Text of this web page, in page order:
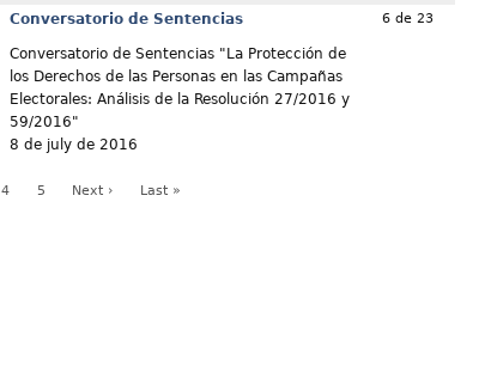
Conversatorio de Sentencias
Conversatorio de Sentencias "La Protección de
los Derechos de las Personas en las Campañas
Electorales: Análisis de la Resolución 27/2016 y
59/2016"
8 de july de 2016
6 de 23
4 5 Next › Last »